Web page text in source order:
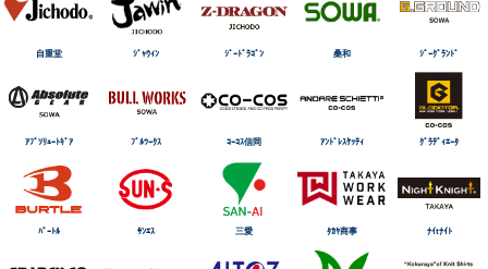
自重堂 ｼﾞｬｳｨﾝ ｼﾞｰﾄﾞﾗｺﾞﾝ 桑和 ｼﾞｰｸﾞﾗﾝﾄﾞ
ｱﾌﾞｿﾘｭｰﾄｷﾞｱ ﾌﾞﾙﾜｰｸｽ ｺｰｺｽ信岡 ｱﾝﾄﾞﾚｽｹｯﾃｨ ｸﾞﾗﾃﾞｨｴｰﾀ
ﾊﾞｰﾄﾙ ｻﾝｴｽ 三愛 ﾀｶﾔ商事 ﾅｲtﾅｲﾄ